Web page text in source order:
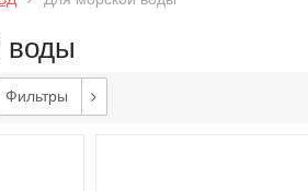
воды
Фильтры